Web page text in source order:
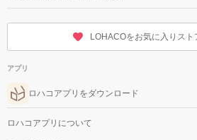
LOHACOをお気に入りスト
アプリ
ロハコアプリをダウンロード
ロハコアプリについて